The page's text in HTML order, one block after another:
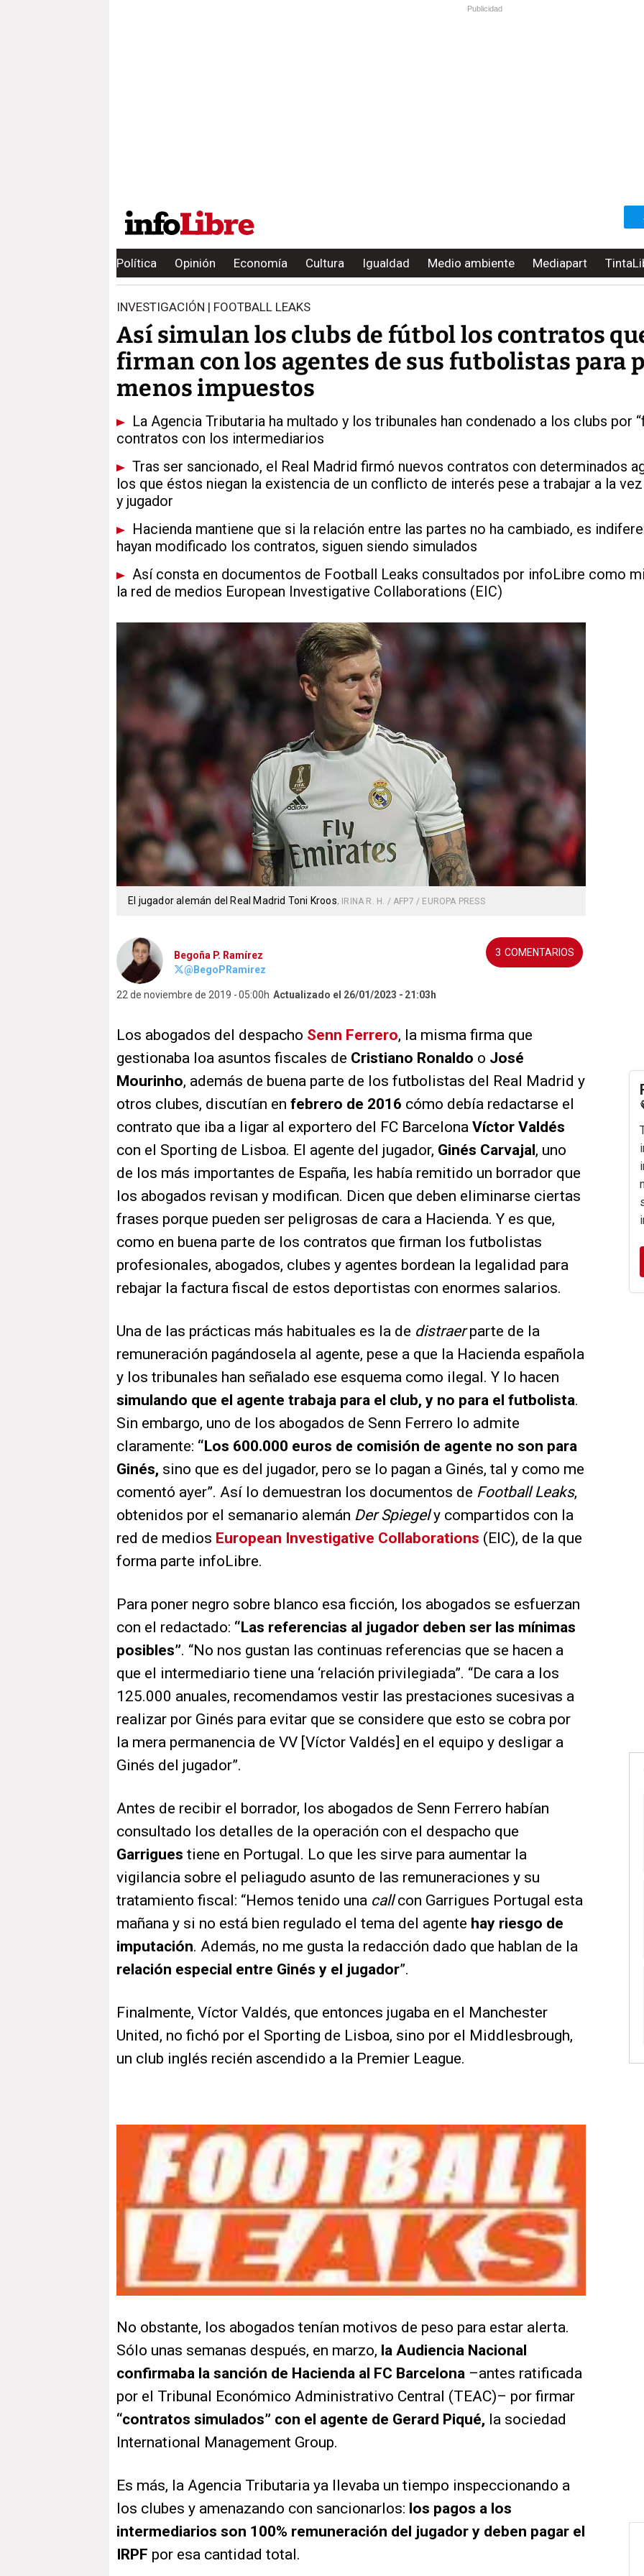
Publicidad
Política Opinión Economía Cultura Igualdad Medio ambiente Mediapart
INVESTIGACIÓN | FOOTBALL LEAKS
Así simulan los clubs de fútbol los contratos
firman con los agentes de sus futbolistas para
menos impuestos
La Agencia Tributaria ha multado y los tribunales han condenado a los clubs por
contratos con los intermediarios
Tras ser sancionado, el Real Madrid firmó nuevos contratos con determinados
los que éstos niegan la existencia de un conflicto de interés pese a trabajar a la
y jugador
Hacienda mantiene que si la relación entre las partes no ha cambiado, es
hayan modificado los contratos, siguen siendo simulados
Así consta en documentos de Football Leaks consultados por infoLibre como
la red de medios European Investigative Collaborations (EIC)
El jugador alemán del Real Madrid Toni Kroos. IRINA R. H. / AFP7 / EUROPA PRESS
Begoña P. Ramírez
@BegoPRamirez
22 de noviembre de 2019 05:00h Actualizado el 26/01/2023 21:03h
3
Los abogados del despacho Senn Ferrero, la misma firma que
gestionaba loa asuntos fiscales de Cristiano Ronaldo o José
Mourinho, además de buena parte de los futbolistas del Real Madrid y
otros clubes, discutían en febrero de 2016 cómo debía redactarse el
contrato que iba a ligar al exportero del FC Barcelona Víctor Valdés
con el Sporting de Lisboa. El agente del jugador, Ginés Carvajal , uno
de los más importantes de España, les había remitido un borrador que
los abogados revisan y modifican. Dicen que deben eliminarse ciertas
frases porque pueden ser peligrosas de cara a Hacienda. Y es que,
como en buena parte de los contratos que firman los futbolistas
profesionales, abogados, clubes y agentes bordean la legalidad para
rebajar la factura fiscal de estos deportistas con enormes salarios.
Una de las prácticas más habituales es la de distraerparte de la
remuneración pagándosela al agente, pese a que la Hacienda española
y los tribunales han señalado ese esquema como ilegal. Y lo hacen
simulando que el agente trabaja para el club, y no para el futbolista.
Sin embargo, uno de los abogados de Senn Ferrero lo admite
claramente: “Los 600.000 euros de comisión de agente no son para
Ginés, sino que es del jugador, pero se lo pagan a Ginés, tal y como me
comentó ayer”. Así lo demuestran los documentos de Football Leaks,
obtenidos por el semanario alemán Der Spiegely compartidos con la
red de medios European Investigative Collaborations (EIC), de la que
forma parte infoLibre.
Para poner negro sobre blanco esa ficción, los abogados se esfuerzan
con el redactado: “Las referencias al jugador deben ser las mínimas
posibles”. “No nos gustan las continuas referencias que se hacen a
que el intermediario tiene una ‘relación privilegiada”. “De cara a los
125.000 anuales, recomendamos vestir las prestaciones sucesivas a
realizar por Ginés para evitar que se considere que esto se cobra por
la mera permanencia de VV [Víctor Valdés] en el equipo y desligar a
Ginés del jugador”.
Antes de recibir el borrador, los abogados de Senn Ferrero habían
consultado los detalles de la operación con el despacho que
Garrigues tiene en Portugal. Lo que les sirve para aumentar la
vigilancia sobre el peliagudo asunto de las remuneraciones y su
tratamiento fiscal: “Hemos tenido una callcon Garrigues Portugal esta
mañana y si no está bien regulado el tema del agente hay riesgo de
imputación. Además, no me gusta la redacción dado que hablan de la
relación especial entre Ginés y el jugador”.
Finalmente, Víctor Valdés, que entonces jugaba en el Manchester
United, no fichó por el Sporting de Lisboa, sino por el Middlesbrough,
un club inglés recién ascendido a la Premier League.
No obstante, los abogados tenían motivos de peso para estar alerta.
Sólo unas semanas después, en marzo, la Audiencia Nacional
confirmaba la sanción de Hacienda al FC Barcelona –antes ratificada
por el Tribunal Económico Administrativo Central (TEAC)– por firmar
“contratos simulados” con el agente de Gerard Piqué, la sociedad
International Management Group.
Es más, la Agencia Tributaria ya llevaba un tiempo inspeccionando a
los clubes y amenazando con sancionarlos: los pagos a los
intermediarios son 100% remuneración del jugador y deben pagar el
IRPF por esa cantidad total.